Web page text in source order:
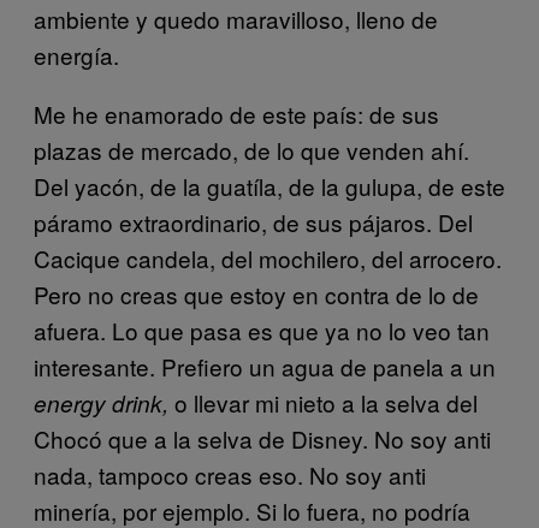
ambiente y quedo maravilloso, lleno de
energía.
Me he enamorado de este país: de sus
plazas de mercado, de lo que venden ahí.
Del yacón, de la guatíla, de la gulupa, de este
páramo extraordinario, de sus pájaros. Del
Cacique candela, del mochilero, del arrocero.
Pero no creas que estoy en contra de lo de
afuera. Lo que pasa es que ya no lo veo tan
interesante. Prefiero un agua de panela a un
energy drink, o llevar mi nieto a la selva del
Chocó que a la selva de Disney. No soy anti
nada, tampoco creas eso. No soy anti
minería, por ejemplo. Si lo fuera, no podría